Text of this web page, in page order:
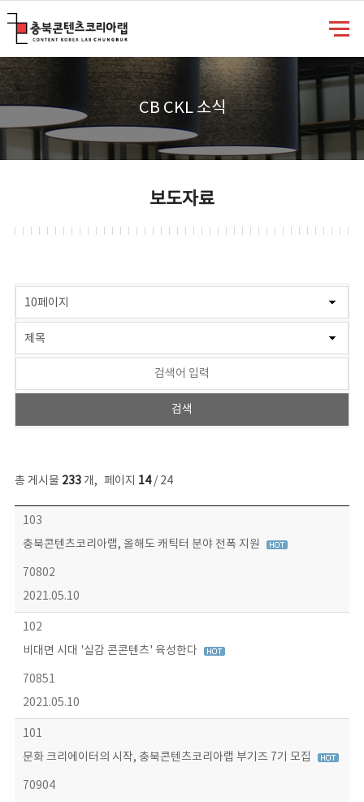
CB CKL 소식
보도자료
총 게시물 233개, 페이지 14/ 24
보도자료 목록 - 번호, 제목, 작성자, 파일, 조회수, 작성일 정보 제공
103
충북콘텐츠코리아랩, 올해도 캐틱터 분야 전폭 지원
70802
2021.05.10
102
비대면 시대 '실감 콘콘텐츠' 육성한다
70851
2021.05.10
101
문화 크리에이터의 시작, 충북콘텐츠코리아랩 부기즈 7기 모집
70904